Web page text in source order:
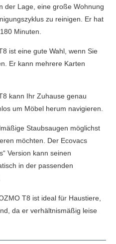
der Lage, eine große Wohnung
zu reinigen. Er hat
Minuten.
ist eine gute Wahl, wenn Sie
Er kann mehrere Karten
kann Ihr Zuhause genau
um Möbel herum navigieren.
Staubsaugen möglichst
möchten. Der Ecovacs
Version kann seinen
in der passenden
T8 ist ideal für Haustiere,
da er verhältnismäßig leise